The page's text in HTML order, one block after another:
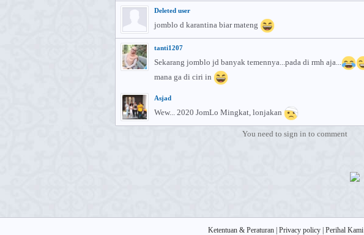
Deleted user
jomblo d karantina biar mateng
tanti1207
Sekarang jomblo jd banyak temennya...pada di rmh aja...
mana ga di ciri in
Asjad
Wew... 2020 JomLo Mingkat, lonjakan
You need to sign in to comment
Ketentuan & Peraturan Privacy policy Perihal Kami